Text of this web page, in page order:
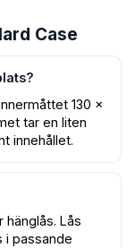
Case
130 ×
tar en liten
innehållet.
hänglås. Lås
i passande